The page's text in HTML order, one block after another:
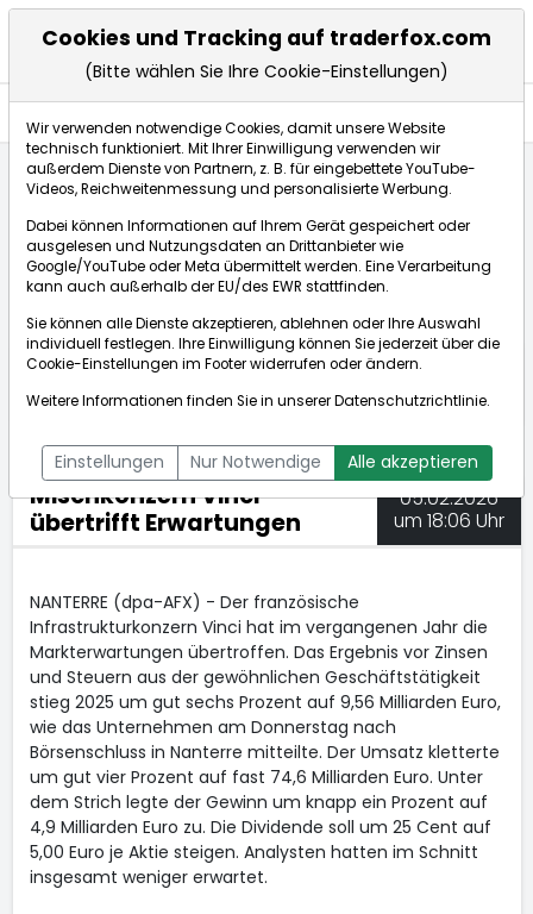
Mischkonzern Vinci übertrifft Erwartungen
dpa-AFX Compact
ÜBERSICHT DPA-AFX PROFEED
DPA-AFX COMPACT
NEWSBOT
Mischkonzern Vinci
übertrifft Erwartungen
05.02.2026
um 18:06 Uhr
NANTERRE (dpa-AFX) - Der französische
Infrastrukturkonzern Vinci hat im vergangenen Jahr die
Markterwartungen übertroffen. Das Ergebnis vor Zinsen
und Steuern aus der gewöhnlichen Geschäftstätigkeit
stieg 2025 um gut sechs Prozent auf 9,56 Milliarden Euro,
wie das Unternehmen am Donnerstag nach
Börsenschluss in Nanterre mitteilte. Der Umsatz kletterte
um gut vier Prozent auf fast 74,6 Milliarden Euro. Unter
dem Strich legte der Gewinn um knapp ein Prozent auf
4,9 Milliarden Euro zu. Die Dividende soll um 25 Cent auf
5,00 Euro je Aktie steigen. Analysten hatten im Schnitt
insgesamt weniger erwartet.
Cookies und Tracking auf traderfox.com
(Bitte wählen Sie Ihre Cookie-Einstellungen)
Wir verwenden notwendige Cookies, damit unsere Website
technisch funktioniert. Mit Ihrer Einwilligung verwenden wir
außerdem Dienste von Partnern, z. B. für eingebettete YouTube-
Videos, Reichweitenmessung und personalisierte Werbung.
Dabei können Informationen auf Ihrem Gerät gespeichert oder
ausgelesen und Nutzungsdaten an Drittanbieter wie
Google/YouTube oder Meta übermittelt werden. Eine Verarbeitung
kann auch außerhalb der EU/des EWR stattfinden.
Sie können alle Dienste akzeptieren, ablehnen oder Ihre Auswahl
individuell festlegen. Ihre Einwilligung können Sie jederzeit über die
Cookie-Einstellungen im Footer widerrufen oder ändern.
Weitere Informationen finden Sie in unsererDatenschutzrichtlinie.
Einstellungen Nur Notwendige Alle akzeptieren